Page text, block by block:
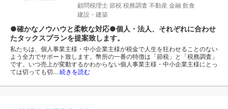
顧問税理士 節税 税務調査 不動産 金融 飲食
建設・建築
●確かなノウハウと柔軟な対応●個人・法人、それぞれに合わせ
たタックスプランを提案致します。
私たちは、個人事業主様・中小企業主様が税金で人生を狂わせることのない
よう全力でサポート致します。幣所の一番の特徴は「節税」と「税務調査」
です。いつ売上が変動するかわからない個人事業主様・中小企業主様にとっ
ては切っても切… 続きを読む